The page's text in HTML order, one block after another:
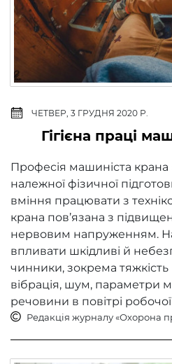
ЧЕТВЕР, 3 ГРУДНЯ 2020 Р.
​Гігієна праці
Професія машиніста крана
належної фізичної
вміння працювати з
крана пов’язана з
нервовим напруженням.
впливати шкідливі й
чинники, зокрема тяжкість
вібрація, шум, параметри
речовини в повітрі
Редакція журналу «Охорона